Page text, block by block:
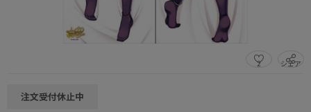
2 シェア
この商品をシェアする
注文受付休止中